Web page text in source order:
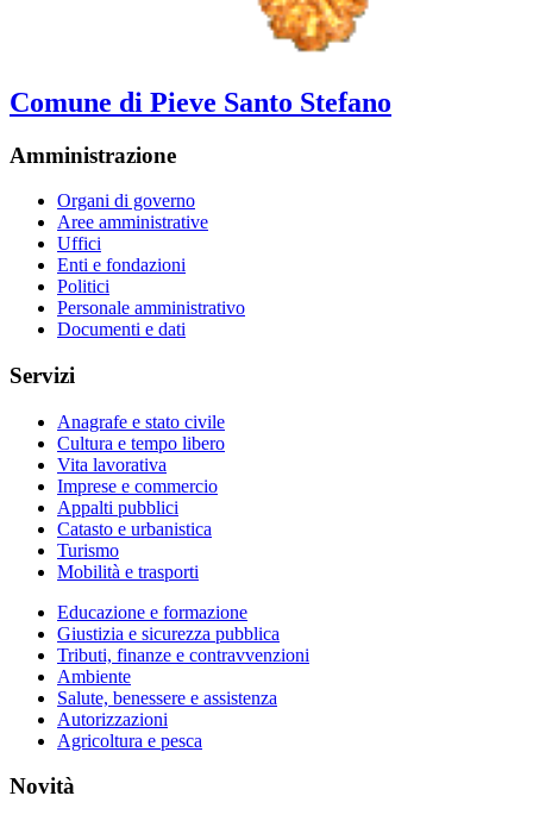
Comune di Pieve Santo Stefano
Amministrazione
Organi di governo
Aree amministrative
Uffici
Enti e fondazioni
Politici
Personale amministrativo
Documenti e dati
Servizi
Anagrafe e stato civile
Cultura e tempo libero
Vita lavorativa
Imprese e commercio
Appalti pubblici
Catasto e urbanistica
Turismo
Mobilità e trasporti
Educazione e formazione
Giustizia e sicurezza pubblica
Tributi, finanze e contravvenzioni
Ambiente
Salute, benessere e assistenza
Autorizzazioni
Agricoltura e pesca
Novità